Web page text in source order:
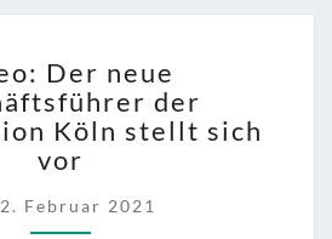
DER
NEUE
GESCHÄFTSFÜHRER
DER
KÖLN
STELLT
Der neue
der
Köln stellt sich
vor
Februar 2021